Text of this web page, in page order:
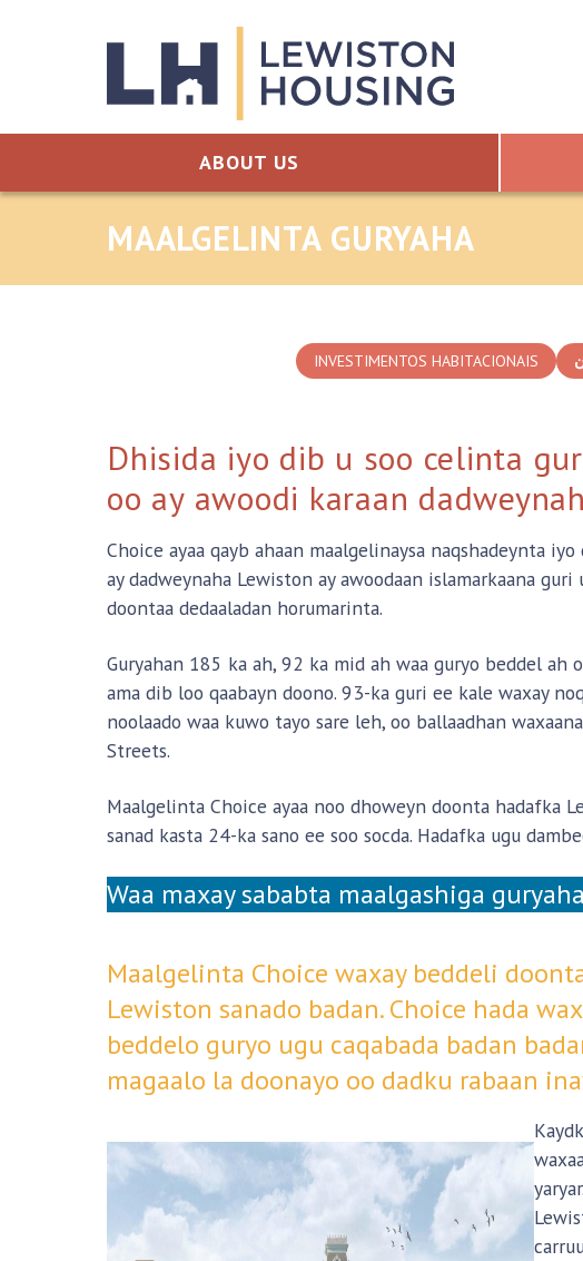
ABOUT US
MAALGELINTA GURYAHA
INVESTIMENTOS HABITACIONAIS
Dhisida iyo dib u soo celinta
oo ay awoodi karaan
Choice ayaa qayb ahaan maalgelinaysa naqshadeynta
ay dadweynaha Lewiston ay awoodaan islamarkaana
doontaa dedaaladan horumarinta.
Guryahan 185 ka ah, 92 ka mid ah waa guryo beddel ah
ama dib loo qaabayn doono. 93-ka guri ee kale waxay
noolaado waa kuwo tayo sare leh, oo ballaadhan
Streets.
Maalgelinta Choice ayaa noo dhoweyn doonta hadafka
sanad kasta 24-ka sano ee soo socda. Hadafka ugu
Waa maxay sababta maalgashiga
Maalgelinta Choice waxay beddeli
Lewiston sanado badan. Choice hada
beddelo guryo ugu caqabada badan
magaalo la doonayo oo dadku rabaan